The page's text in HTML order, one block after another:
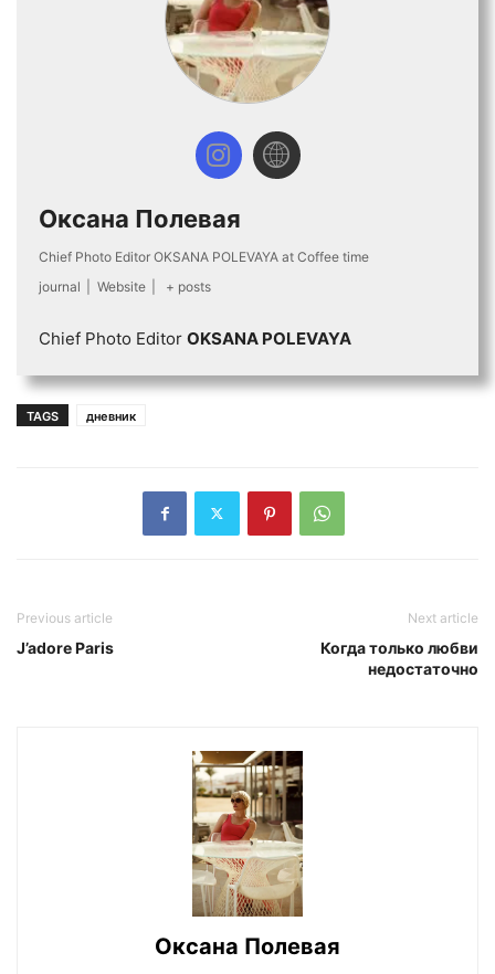
Оксана Полевая
Chief Photo Editor OKSANA POLEVAYA at Coffee time
journal
Website + posts
Chief Photo Editor OKSANA POLEVAYA
TAGS дневник
Previous article
J’adore Paris
Next article
Когда только любви
недостаточно
Оксана Полевая